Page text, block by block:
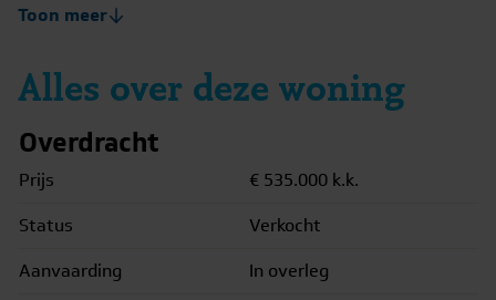
2014. De eerste etage biedt momenteel twee ruime
inbouwkast. Indien gewenst, kan deze etage eenvoudig
worden omgebouwd naar drie slaapkamers. De tweede
extra royale slaapkamer is gerealiseerd – perfect voor
een groot gezin of als luxe logeerkamer.
Geniet van de zon in de heerlijke zonnige achtertuin met
zuidwesten. Hier kunt u nagenoeg de hele dag van de
Toon meer
Alles over deze woning
Overdracht
Prijs € 535.000 k.k.
Status
Verkocht
Aanvaarding
In overleg